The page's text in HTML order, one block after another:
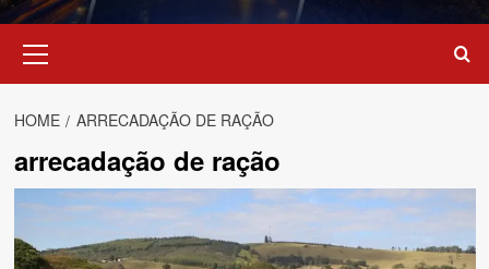
Menu
HOME ARRECADAÇÃO DE RAÇÃO
arrecadação de ração